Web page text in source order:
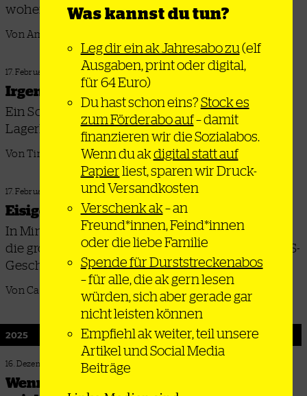
woher kommt der radikale Ruf?
Von Amira Klute
17. Februar 2026
Irgendwo hinter der Autobahnbrücke
Ein Schrei aus dem Kantinenfenster einer
Lagerlogistikhalle
Von Tim Hoffmann
17. Februar 2026
Eisiger Protest
In Minneapolis sorgte ziviler Widerstand gegen
die größte Einwanderungsrazzia der jüngeren US-
Geschichte zum Abzug von ICE
Von Caspar Shaller
2025
16. Dezember 2025
Wenn Labour die rechtsextreme Karte
Was kannst du tun?
Leg dir ein ak Jahresabo zu(elf
Ausgaben, print oder digital,
für 64 Euro)
Du hast schon eins?Stock es
zum Förderabo auf– damit
finanzieren wir die Sozialabos.
Wenn du akdigital statt auf
Papierliest, sparen wir Druck-
und Versandkosten
Verschenk ak– an
Freund*innen, Feind*innen
oder die liebe Familie
Spende für Durststreckenabos
– für alle, die ak gern lesen
würden, sich aber gerade gar
nicht leisten können
Empfiehl ak weiter, teil unsere
Artikel und Social Media
Beiträge